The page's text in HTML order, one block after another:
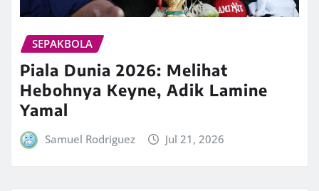
SEPAKBOLA
Piala Dunia 2026: Melihat
Hebohnya Keyne, Adik Lamine
Yamal
Samuel Rodriguez Jul 21, 2026